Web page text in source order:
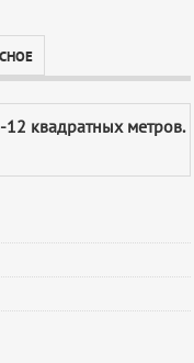
12 квадратных метров.